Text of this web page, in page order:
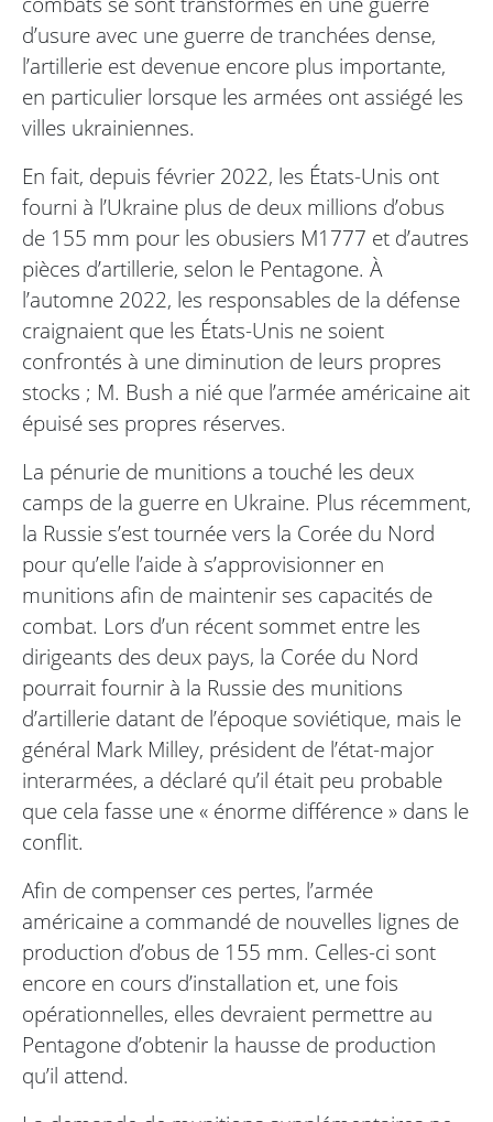
d’usure avec une guerre de tranchées dense,
l’artillerie est devenue encore plus importante,
en particulier lorsque les armées ont assiégé les
villes ukrainiennes.
En fait, depuis février 2022, les États-Unis ont
fourni à l’Ukraine plus de deux millions d’obus
de 155 mm pour les obusiers M1777 et d’autres
pièces d’artillerie, selon le Pentagone. À
l’automne 2022, les responsables de la défense
craignaient que les États-Unis ne soient
confrontés à une diminution de leurs propres
stocks ; M. Bush a nié que l’armée américaine ait
épuisé ses propres réserves.
La pénurie de munitions a touché les deux
camps de la guerre en Ukraine. Plus récemment,
la Russie s’est tournée vers la Corée du Nord
pour qu’elle l’aide à s’approvisionner en
munitions afin de maintenir ses capacités de
combat. Lors d’un récent sommet entre les
dirigeants des deux pays, la Corée du Nord
pourrait fournir à la Russie des munitions
d’artillerie datant de l’époque soviétique, mais le
général Mark Milley, président de l’état-major
interarmées, a déclaré qu’il était peu probable
que cela fasse une « énorme différence » dans le
conflit.
Afin de compenser ces pertes, l’armée
américaine a commandé de nouvelles lignes de
production d’obus de 155 mm. Celles-ci sont
encore en cours d’installation et, une fois
opérationnelles, elles devraient permettre au
Pentagone d’obtenir la hausse de production
qu’il attend.